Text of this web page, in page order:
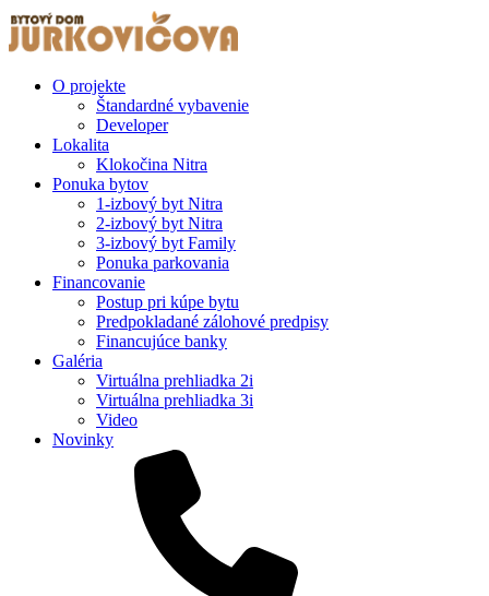
O projekte
Štandardné vybavenie
Developer
Lokalita
Klokočina Nitra
Ponuka bytov
1-izbový byt Nitra
2-izbový byt Nitra
3-izbový byt Family
Ponuka parkovania
Financovanie
Postup pri kúpe bytu
Predpokladané zálohové predpisy
Financujúce banky
Galéria
Virtuálna prehliadka 2i
Virtuálna prehliadka 3i
Video
Novinky